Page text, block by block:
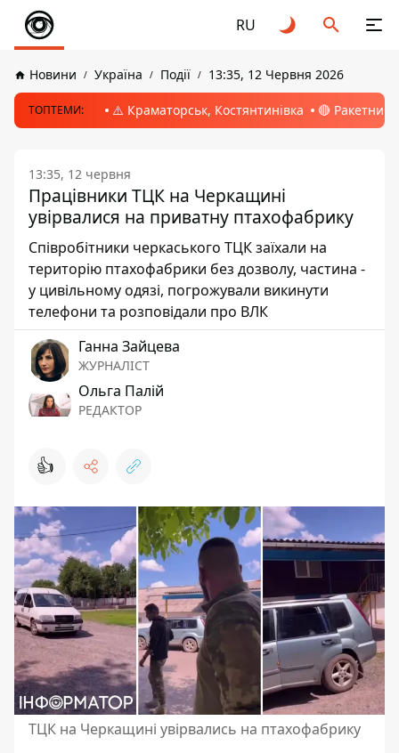
RU
Новини Україна Події 13:35, 12 Червня 2026
ТОПТЕМИ: ⚠️ Краматорськ, Костянтинівка 🔴 Ракетний
13:35, 12 червня
Працівники ТЦК на Черкащині
увірвалися на приватну птахофабрику
Співробітники черкаського ТЦК заїхали на
територію птахофабрики без дозволу, частина -
у цивільному одязі, погрожували викинути
телефони та розповідали про ВЛК
Ганна Зайцева
ЖУРНАЛІСТ
Ольга Палій
РЕДАКТОР
👍
ТЦК на Черкащині увірвались на птахофабрику